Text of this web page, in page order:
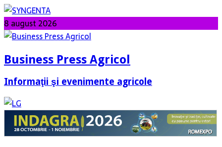
8 august 2026
Business Press Agricol
Informaţii şi evenimente agricole